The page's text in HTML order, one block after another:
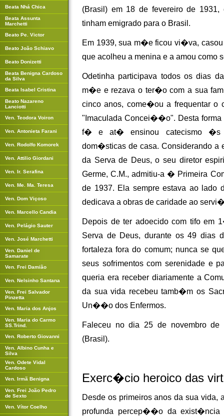
Beata Nhá Chica
Beata Assunta
Marchetti
Beato Pe. Victor
Beato João Schiavo
Beato Donizetti
Beata Benigna Cardoso
da Silva
Beata Isabel Cristina
Beato Nazareno
Lanciotti
Ven. Teodora Voiron
Ven. Antonieta Farani
Ven. Rodolfo Komorek
Ven. Attilio Giordani
Ven. Ir. Serafina
Ven. Me. Ma. Teresa
Ven. Dom Viçoso
Ven. Marcello Candia
Ven. Pelágio Sauter
Ven. José Marchetti
Ven. Daniel de
Samarate
Ven. Frei Damião
Ven. Nelsinho Santana
Ven. Frei Salvador
Pinzetta
Ven. Maria dos Anjos
Ven. Maria do Carmo
SS.Trind.
Ven. Roberto Giovanni
Ven. Albino Cunha e
Silva
Ven. Odete Vidal
Cardoso
Ven. Irmã Benigna
Ven. Frei João Pedro
de Sexto
Ven. Vítor Coelho
(Brasil) em 18 de fevereiro de 1931,
tinham emigrado para o Brasil.
Em 1939, sua m�e ficou vi�va, casou
que acolheu a menina e a amou como
Odetinha participava todos os dias
m�e e rezava o ter�o com a sua
cinco anos, come�ou a frequentar o
"Imaculada Concei��o". Desta forma
f� e at� ensinou catecismo �s
dom�sticas de casa. Considerando a
da Serva de Deus, o seu diretor
Germe, C.M., admitiu-a � Primeira
de 1937. Ela sempre estava ao lado
dedicava a obras de caridade ao
Depois de ter adoecido com tifo em
Serva de Deus, durante os 49 dias
fortaleza fora do comum; nunca se
seus sofrimentos com serenidade e
queria era receber diariamente a
da sua vida recebeu tamb�m os
Un��o dos Enfermos.
Faleceu no dia 25 de novembro
(Brasil).
Exerc�cio heroico das
Desde os primeiros anos da sua vida,
profunda percep��o da exist�ncia